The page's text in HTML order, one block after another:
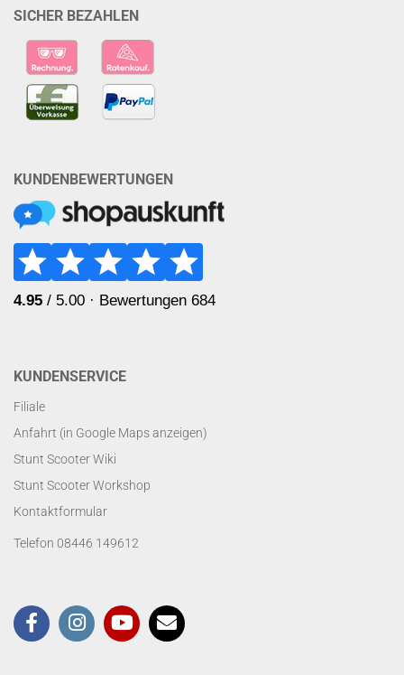
SICHER BEZAHLEN
KUNDENBEWERTUNGEN
KUNDENSERVICE
Filiale
Anfahrt (in Google Maps anzeigen)
Stunt Scooter Wiki
Stunt Scooter Workshop
Kontaktformular
Telefon 08446 149612